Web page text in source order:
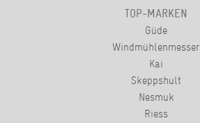
TOP-MARKEN
Güde
Windmühlenmesser
Kai
Skeppshult
Nesmuk
Riess